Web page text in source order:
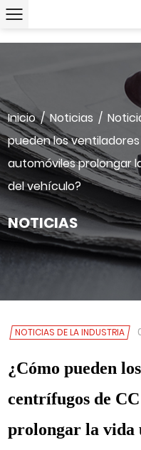
Inicio/Noticias /
pueden los
automóviles prolongar
del vehículo?
NOTICIAS
NOTICIAS DE LA INDUSTRIA
¿Cómo pueden
centrífugos de
prolongar la vida